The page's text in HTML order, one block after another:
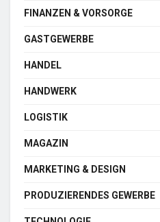
FINANZEN & VORSORGE
GASTGEWERBE
HANDEL
HANDWERK
LOGISTIK
MAGAZIN
MARKETING & DESIGN
PRODUZIERENDES GEWERBE